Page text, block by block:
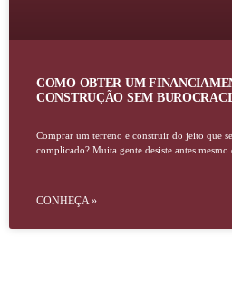
COMO OBTER UM
CONSTRUÇÃO SEM
Comprar um terreno e construir do jeito que
complicado? Muita gente desiste antes
CONHEÇA »